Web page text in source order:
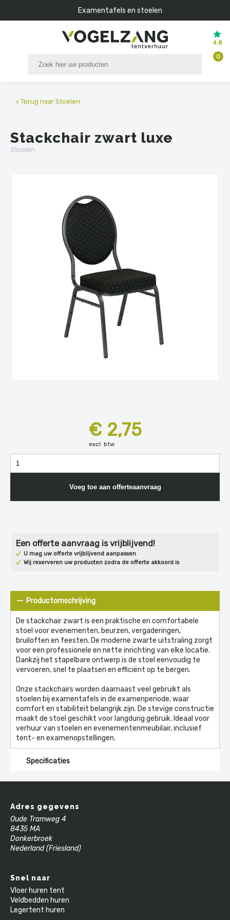
Examentafels en stoelen
4.8
0
< Terug naar Stoelen
Stackchair zwart luxe
Stoelen
€ 2,75
excl. btw
Voeg toe aan offerteaanvraag
Een offerte aanvraag is vrijblijvend!
U mag uw offerte vrijblijvend aanpassen
Wij reserveren uw producten zodra de offerte akkoord is
Productomschrijving
De stackchair zwart is een praktische en comfortabele
stoel voor evenementen, beurzen, vergaderingen,
bruiloften en feesten. De moderne zwarte uitstraling zorgt
voor een professionele en nette inrichting van elke locatie.
Dankzij het stapelbare ontwerp is de stoel eenvoudig te
vervoeren, snel te plaatsen en efficiënt op te bergen.
Onze stackchairs worden daarnaast veel gebruikt als
stoelen bij examentafels in de examenperiode, waar
comfort en stabiliteit belangrijk zijn. De stevige constructie
maakt de stoel geschikt voor langdurig gebruik. Ideaal voor
verhuur van stoelen en evenementenmeubilair, inclusief
tent- en examenopstellingen.
Specificaties
Adres gegevens
Oude Tramweg 4
8435 MA
Donkerbroek
Nederland (Friesland)
Snel naar
Vloer huren tent
Veldbedden huren
Legertent huren